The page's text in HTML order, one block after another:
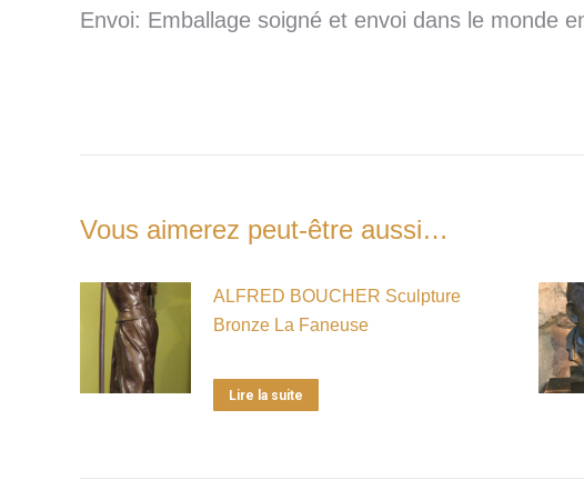
Envoi: Emballage soigné et envoi dans le monde
Vous aimerez peut-être aussi…
ALFRED BOUCHER Sculpture
Bronze La Faneuse
Lire la suite